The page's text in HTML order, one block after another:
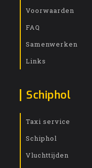
Voorwaarden
FAQ
Samenwerken
Links
Schiphol
Taxi service
Schiphol
Vluchttijden